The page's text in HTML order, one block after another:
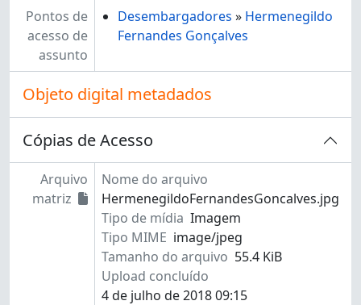
Pontos de
acesso de
assunto
Desembargadores » Hermenegildo
Fernandes Gonçalves
Objeto digital metadados
Cópias de Acesso
Arquivo
matriz
Nome do arquivo
HermenegildoFernandesGoncalves.jpg
Tipo de mídia Imagem
Tipo MIME image/jpeg
Tamanho do arquivo 55.4 KiB
Upload concluído
4 de julho de 2018 09:15